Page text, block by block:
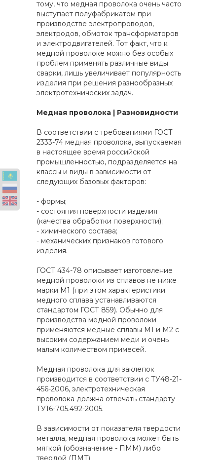
тому, что медная проволока очень часто
выступает полуфабрикатом при
производстве электропроводов,
электродов, обмоток трансформаторов
и электродвигателей. Тот факт, что к
медной проволоке можно без особых
проблем применять различные виды
сварки, лишь увеличивает популярность
изделия при решения разнообразных
электротехнических задач.
Медная проволока | Разновидности
В соответствии с требованиями ГОСТ
2333-74 медная проволока, выпускаемая
в настоящее время российской
промышленностью, подразделяется на
классы и виды в зависимости от
следующих базовых факторов:
- формы;
- состояния поверхности изделия
(качества обработки поверхности);
- химического состава;
- механических признаков готового
изделия.
ГОСТ 434-78 описывает изготовление
медной проволоки из сплавов не ниже
марки М1 (при этом характеристики
медного сплава устанавливаются
стандартом ГОСТ 859). Обычно для
производства медной проволоки
применяются медные сплавы М1 и М2 с
высоким содержанием меди и очень
малым количеством примесей.
Медная проволока для заклепок
производится в соответствии с ТУ48-21-
456-2006, электротехническая
проволока должна отвечать стандарту
ТУ16-705.492-2005.
В зависимости от показателя твердости
металла, медная проволока может быть
мягкой (обозначение - ПММ) либо
твердой (ПМТ).